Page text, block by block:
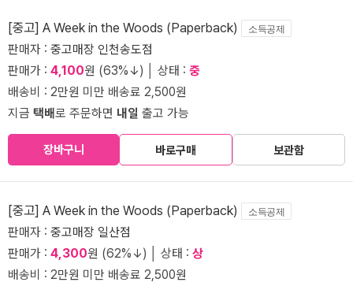
[중고] A Week in the Woods (Paperback) 소득공제
판매자 : 중고매장 인천송도점
판매가 : 4,100원 (63%↓) │ 상태 : 중
배송비 : 2만원 미만 배송료 2,500원
지금 택배로 주문하면 내일 출고 가능
장바구니 바로구매 보관함
[중고] A Week in the Woods (Paperback) 소득공제
판매자 : 중고매장 일산점
판매가 : 4,300원 (62%↓) │ 상태 : 상
배송비 : 2만원 미만 배송료 2,500원